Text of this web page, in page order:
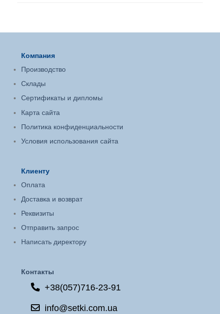
Компания
Производство
Склады
Сертификаты и дипломы
Карта сайта
Политика конфиденциальности
Условия использования сайта
Клиенту
Оплата
Доставка и возврат
Реквизиты
Отправить запрос
Написать директору
Контакты
+38(057)716-23-91
info@setki.com.ua